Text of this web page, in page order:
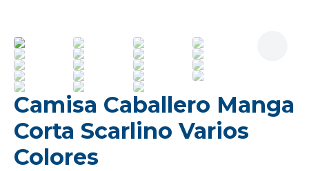
Camisa Caballero Manga
Corta Scarlino Varios
Colores